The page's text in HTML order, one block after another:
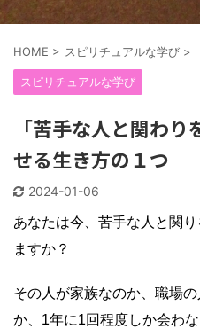
HOME > スピリチュアルな学び >
スピリチュアルな学び
「苦手な人と関わ
せる生き方の１つ
2024-01-06
あなたは今、苦手な人と関
ますか？
その人が家族なのか、職場
か、1年に1回程度しか会わ